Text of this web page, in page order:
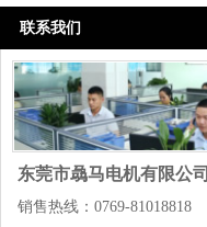
联系我们
东莞市骉马电机有限公司
销售热线：0769-81018818